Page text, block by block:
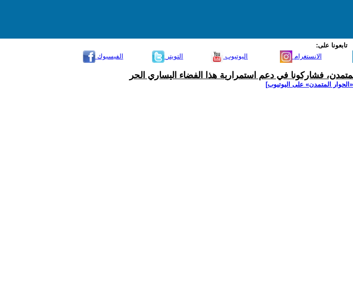
تابعونا على:
الفيسبوك
التويتر اليوتيوب الانستغرام
فشاركونا في دعم استمرارية هذا الفضاء اليساري الحر
المتمدن» على اليوتيوب]